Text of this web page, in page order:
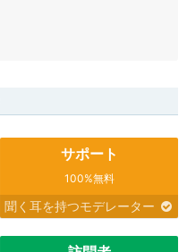
サポート
100%無料
聞く耳を持つモデレーター